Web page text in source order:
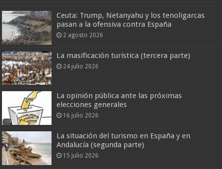
Ceuta: Trump, Netanyahu y los tenoligarcas
pasan a la ofensiva contra España
2 agosto 2026
La masificación turística (tercera parte)
24 julio 2026
La opinión pública ante las próximas
elecciones generales
16 julio 2026
La situación del turismo en España y en
Andalucía (segunda parte)
15 julio 2026